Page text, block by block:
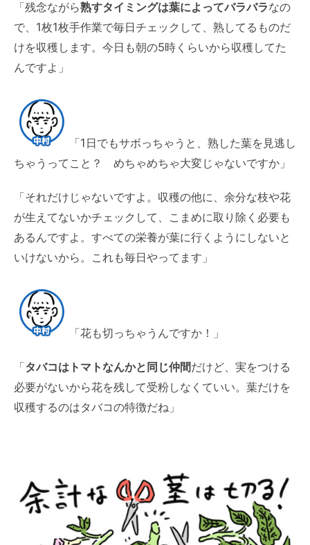
「残念ながら熟すタイミングは葉によってバラバラなの
で、1枚1枚手作業で毎日チェックして、熟してるものだ
けを収穫します。今日も朝の5時くらいから収穫してた
んですよ」
「1日でもサボっちゃうと、熟した葉を見逃し
ちゃうってこと？ めちゃめちゃ大変じゃないですか」
「それだけじゃないですよ。収穫の他に、余分な枝や花
が生えてないかチェックして、こまめに取り除く必要も
あるんですよ。すべての栄養が葉に行くようにしないと
いけないから。これも毎日やってます」
「花も切っちゃうんですか！」
「タバコはトマトなんかと同じ仲間だけど、実をつける
必要がないから花を残して受粉しなくていい。葉だけを
収穫するのはタバコの特徴だね」